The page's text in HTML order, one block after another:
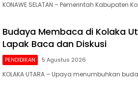
KONAWE SELATAN – Pemerintah Kabupaten
Budaya Membaca di Kolaka
Lapak Baca dan Diskusi
PENDIDIKAN 5 Agustus 2026
KOLAKA UTARA – Upaya menumbuhkan